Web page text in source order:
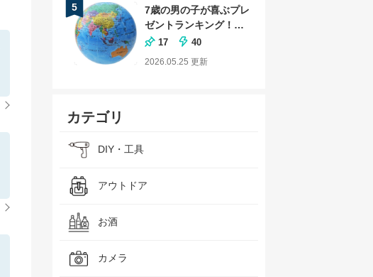
5
7歳の男の子が喜ぶプレ
ゼントランキング！小
学生に人気な文房具も
17 40
2026.05.25 更新
カテゴリ
DIY・工具
アウトドア
お酒
カメラ